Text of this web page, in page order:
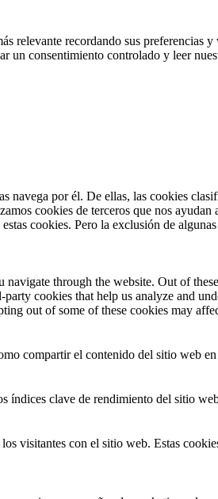
relevante recordando sus
un consentimiento controlado y leer
por él. De ellas, las cookies
cookies de terceros que nos
cookies. Pero la exclusión de
through the website. Out of
cookies that help us analyze and
out of some of these cookies may
compartir el contenido del sitio web
índices clave de rendimiento del sitio
visitantes con el sitio web. Estas